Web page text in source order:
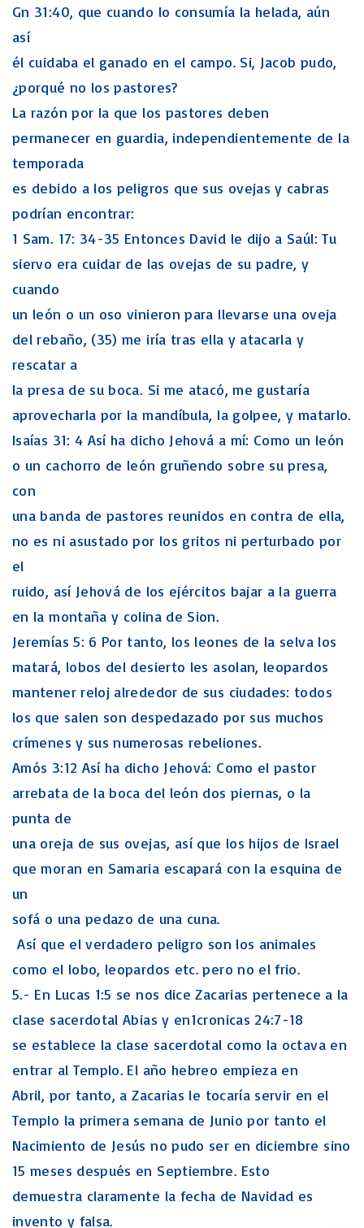
Gn 31:40, que cuando lo consumía la helada, aún
así
él cuidaba el ganado en el campo. Si, Jacob pudo,
¿porqué no los pastores?
La razón por la que los pastores deben
permanecer en guardia, independientemente de la
temporada
es debido a los peligros que sus ovejas y cabras
podrían encontrar:
1 Sam. 17: 34-35 Entonces David le dijo a Saúl: Tu
siervo era cuidar de las ovejas de su padre, y
cuando
un león o un oso vinieron para llevarse una oveja
del rebaño, (35) me iría tras ella y atacarla y
rescatar a
la presa de su boca. Si me atacó, me gustaría
aprovecharla por la mandíbula, la golpee, y matarlo.
Isaías 31: 4 Así ha dicho Jehová a mí: Como un león
o un cachorro de león gruñendo sobre su presa,
con
una banda de pastores reunidos en contra de ella,
no es ni asustado por los gritos ni perturbado por
el
ruido, así Jehová de los ejércitos bajar a la guerra
en la montaña y colina de Sion.
Jeremías 5: 6 Por tanto, los leones de la selva los
matará, lobos del desierto les asolan, leopardos
mantener reloj alrededor de sus ciudades: todos
los que salen son despedazado por sus muchos
crímenes y sus numerosas rebeliones.
Amós 3:12 Así ha dicho Jehová: Como el pastor
arrebata de la boca del león dos piernas, o la
punta de
una oreja de sus ovejas, así que los hijos de Israel
que moran en Samaria escapará con la esquina de
un
sofá o una pedazo de una cuna.
Así que el verdadero peligro son los animales
como el lobo, leopardos etc. pero no el frio.
5.- En Lucas 1:5 se nos dice Zacarias pertenece a la
clase sacerdotal Abias y en1cronicas 24:7-18
se establece la clase sacerdotal como la octava en
entrar al Templo. El año hebreo empieza en
Abril, por tanto, a Zacarias le tocaría servir en el
Templo la primera semana de Junio por tanto el
Nacimiento de Jesús no pudo ser en diciembre sino
15 meses después en Septiembre. Esto
demuestra claramente la fecha de Navidad es
invento y falsa.